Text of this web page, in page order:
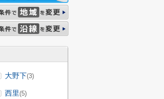
大野下(3)
西里(5)